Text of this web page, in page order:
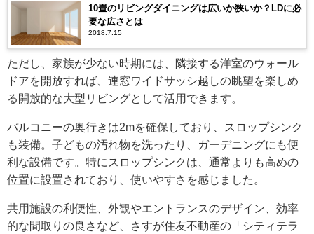
10畳のリビングダイニングは広いか狭いか？LDに必
要な広さとは
2018.7.15
ただし、家族が少ない時期には、隣接する洋室のウォール
ドアを開放すれば、連窓ワイドサッシ越しの眺望を楽しめ
る開放的な大型リビングとして活用できます。
バルコニーの奥行きは2mを確保しており、スロップシンク
も装備。子どもの汚れ物を洗ったり、ガーデニングにも便
利な設備です。特にスロップシンクは、通常よりも高めの
位置に設置されており、使いやすさを感じました。
共用施設の利便性、外観やエントランスのデザイン、効率
的な間取りの良さなど、さすが住友不動産の「シティテラ